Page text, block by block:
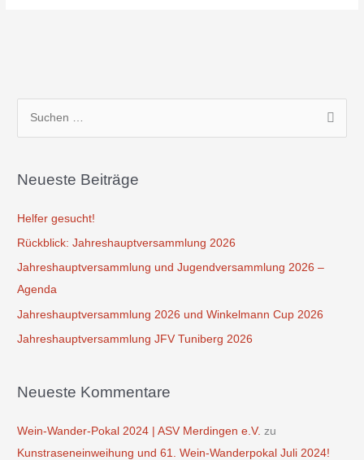
h
h
:
Neueste Beiträge
Helfer gesucht!
Rückblick: Jahreshauptversammlung 2026
Jahreshauptversammlung und Jugendversammlung 2026 –
Agenda
Jahreshauptversammlung 2026 und Winkelmann Cup 2026
Jahreshauptversammlung JFV Tuniberg 2026
Neueste Kommentare
Wein-Wander-Pokal 2024 | ASV Merdingen e.V. zu
Kunstraseneinweihung und 61. Wein-Wanderpokal Juli 2024!